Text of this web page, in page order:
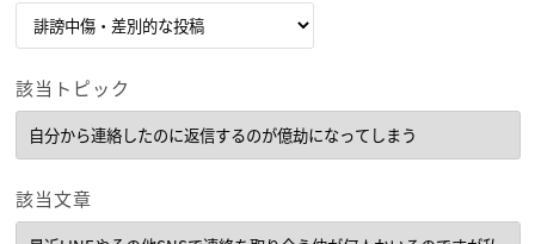
該当トピック
該当文章